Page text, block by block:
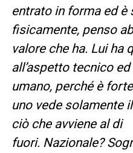
entrato in forma ed è
fisicamente, penso
valore che ha. Lui ha
all’aspetto tecnico
umano, perché è
uno vede solamente
ciò che avviene al di
fuori. Nazionale?